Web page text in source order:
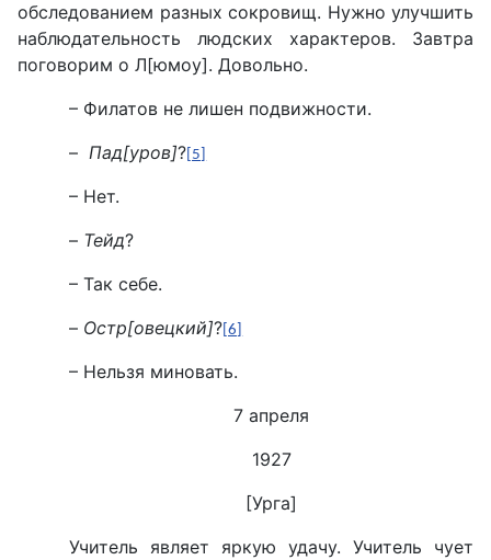
обследованием разных сокровищ. Нужно улучшить
наблюдательность людских характеров. Завтра
поговорим о Л[юмоу]. Довольно.
– Филатов не лишен подвижности.
–Пад[уров]? [5]
– Нет.
– Тейд?
– Так себе.
– Остр[овецкий]? [6]
– Нельзя миновать.
7 апреля
1927
[Урга]
Учитель являет яркую удачу. Учитель чует